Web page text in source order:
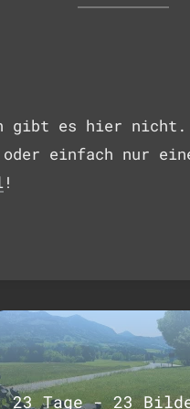
gibt es hier nicht.
einfach nur eine
!
23 Tage - 23